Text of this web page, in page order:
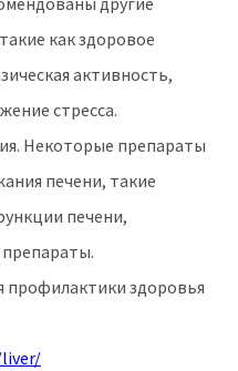
как здоровое
активность,
стресса.
Некоторые препараты
печени, такие
печени,
профилактики здоровья